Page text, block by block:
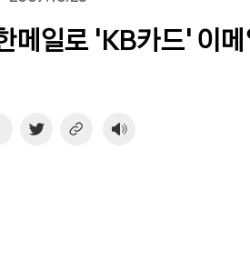
메일로 ‘KB카드’ 이